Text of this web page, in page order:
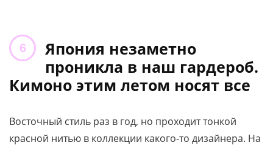
Япония незаметно
проникла в наш гардероб.
Кимоно этим летом носят все
Восточный стиль раз в год, но проходит тонкой
красной нитью в коллекции какого-то дизайнера. На